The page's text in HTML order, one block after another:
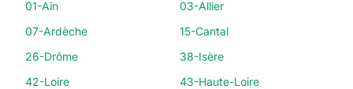
01-Ain
03-Allier
07-Ardèche
15-Cantal
26-Drôme
38-Isère
42-Loire
43-Haute-Loire